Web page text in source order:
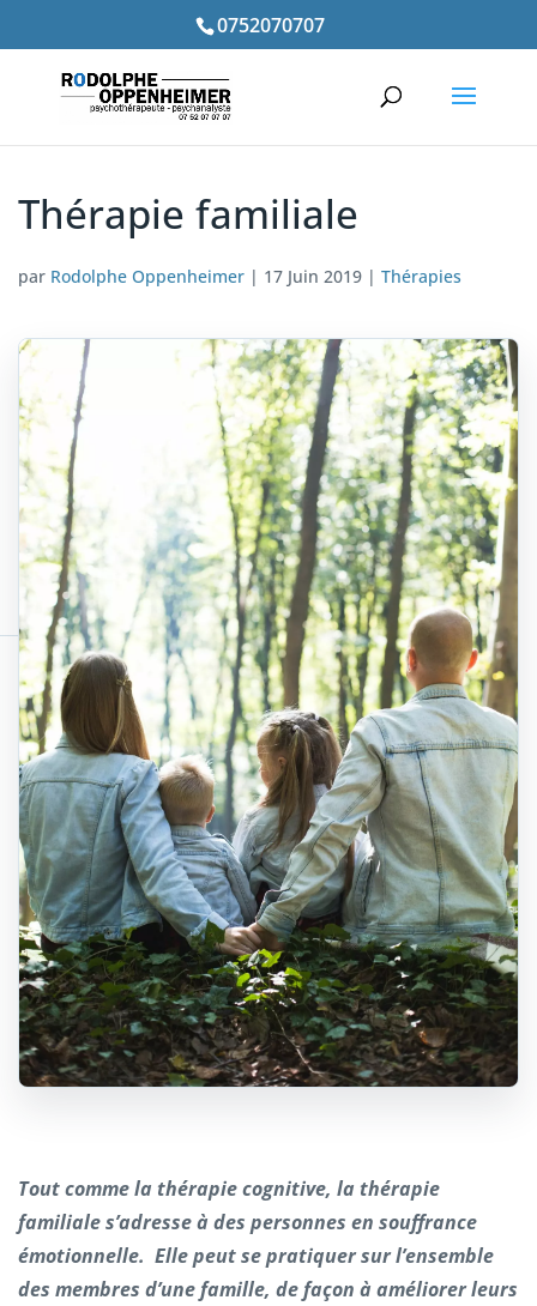
0752070707
Thérapie familiale
par Rodolphe Oppenheimer | 17 Juin 2019 | Thérapies
Tout comme la thérapie cognitive, la thérapie
familiale s’adresse à des personnes en souffrance
émotionnelle. Elle peut se pratiquer sur l’ensemble
des membres d’une famille, de façon à améliorer leurs